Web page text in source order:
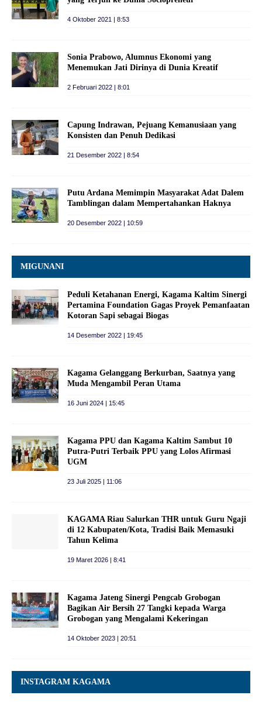
4 Oktober 2021 | 8:53
Sonia Prabowo, Alumnus Ekonomi yang
Menemukan Jati Dirinya di Dunia Kreatif
2 Februari 2022 | 8:01
Capung Indrawan, Pejuang Kemanusiaan yang
Konsisten dan Penuh Dedikasi
21 Desember 2022 | 8:54
Putu Ardana Memimpin Masyarakat Adat Dalem
Tamblingan dalam Mempertahankan Haknya
20 Desember 2022 | 10:59
MIGUNANI
Peduli Ketahanan Energi, Kagama Kaltim Sinergi
Pertamina Foundation Gagas Proyek Pemanfaatan
Kotoran Sapi sebagai Biogas
14 Desember 2022 | 19:45
Kagama Gelanggang Berkurban, Saatnya yang
Muda Mengambil Peran Utama
16 Juni 2024 | 15:45
Kagama PPU dan Kagama Kaltim Sambut 10
Putra-Putri Terbaik PPU yang Lolos Afirmasi
UGM
23 Juli 2025 | 11:06
​KAGAMA Riau Salurkan THR untuk Guru Ngaji
di 12 Kabupaten/Kota, Tradisi Baik Memasuki
Tahun Kelima
19 Maret 2026 | 8:41
Kagama Jateng Sinergi Pengcab Grobogan
Bagikan Air Bersih 27 Tangki kepada Warga
Grobogan yang Mengalami Kekeringan
14 Oktober 2023 | 20:51
INSTAGRAM KAGAMA